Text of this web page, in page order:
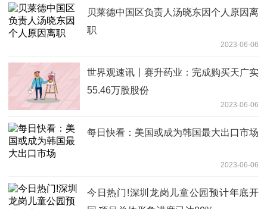
贝莱德中国区负责人汤晓东因个人原因离
职
2023-06-06
世界观速讯丨赛升药业：完成购买天广实
55.46万股股份
2023-06-06
每日快看：美国或成为韩国最大出口市场
2023-06-06
今日热门!深圳龙岗儿童公园预计年底开